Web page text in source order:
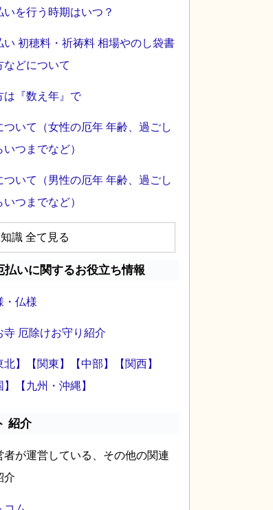
いを行う時期はいつ？
い 初穂料・祈祷料 相場やのし袋書
などについて
は『数え年』で
ついて（女性の厄年 年齢、過ごし
つまでなど）
ついて（男性の厄年 年齢、過ごし
つまでなど）
識 全て見る
払いに関するお役立ち情報
・仏様
寺 厄除けお守り紹介
】 【関東】 【中部】
【関西】
【九州・沖縄】
紹介
者が運営している、その他の関連
介